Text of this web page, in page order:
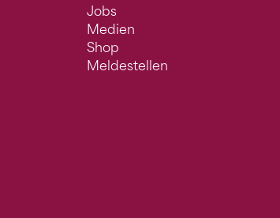
Jobs
Medien
Shop
Meldestellen